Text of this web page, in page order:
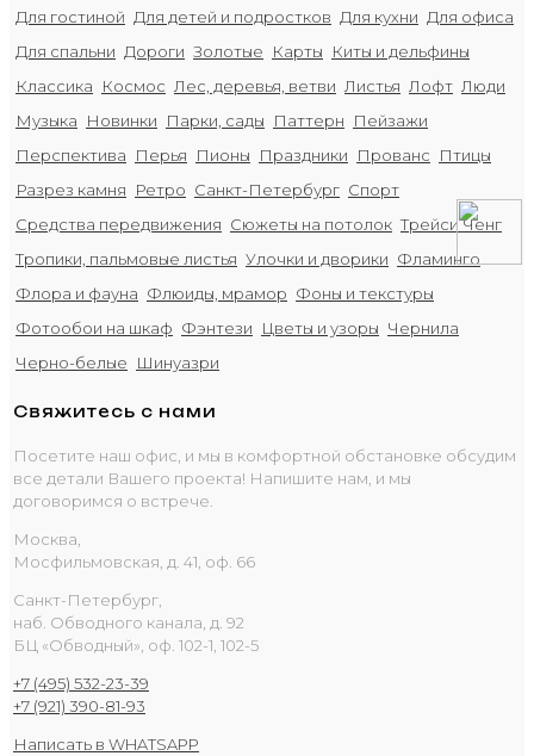
Для гостиной Для детей и подростков Для кухни Для офиса
Для спальни Дороги Золотые Карты
Киты и дельфины
Классика
Космос Лес, деревья, ветви Листья Лофт Люди
Музыка
Новинки Парки, сады Паттерн
Пейзажи
Перспектива
Перья Пионы Праздники Прованс
Птицы
Разрез камня
Ретро Санкт-Петербург Спорт
Средства передвижения Сюжеты на потолок Трейси Ченг
Тропики, пальмовые листья Улочки и дворики Фламинго
Флора и фауна Флюиды, мрамор Фоны и текстуры
Фотообои на шкаф Фэнтези Цветы и узоры Чернила
Черно-белые
Шинуазри
Свяжитесь с нами
Посетите наш офис, и мы в комфортной обстановке обсудим
все детали Вашего проекта! Напишите нам, и мы
договоримся о встрече.
Москва,
Мосфильмовская, д. 41, оф. 66
Санкт-Петербург,
наб. Обводного канала, д. 92
БЦ «Обводный», оф. 102-1, 102-5
+7 (495) 532-23-39
+7 (921) 390-81-93
Написать в WHATSAPP